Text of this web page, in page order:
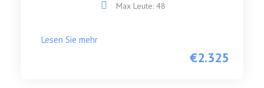
€2.325
Max Leute: 48
Lesen Sie mehr